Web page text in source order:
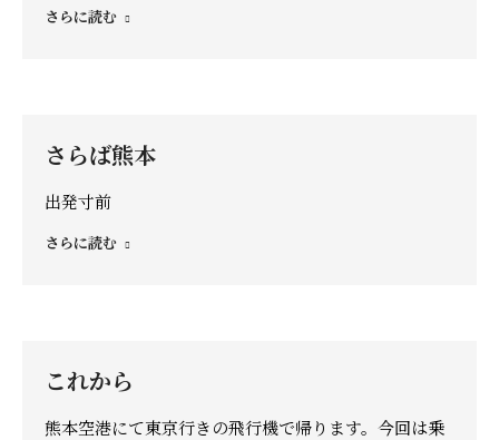
さらに読む
さらば熊本
出発寸前
さらに読む
これから
熊本空港にて東京行きの飛行機で帰ります。今回は乗